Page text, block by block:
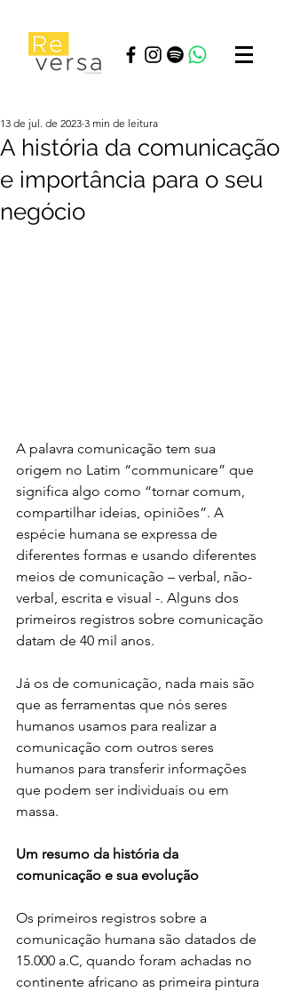
A história da comunicação
e importância para o seu
negócio
13 de jul. de 2023 3 min de leitura
A palavra comunicação tem sua
origem no Latim “communicare” que
significa algo como “tornar comum,
compartilhar ideias, opiniões”. A
espécie humana se expressa de
diferentes formas e usando diferentes
meios de comunicação – verbal, não-
verbal, escrita e visual -. Alguns dos
primeiros registros sobre comunicação
datam de 40 mil anos.
Já os de comunicação, nada mais são
que as ferramentas que nós seres
humanos usamos para realizar a
comunicação com outros seres
humanos para transferir informações
que podem ser individuais ou em
massa.
Um resumo da história da
comunicação e sua evolução
Os primeiros registros sobre a
comunicação humana são datados de
15.000 a.C, quando foram achadas no
continente africano as primeira pintura